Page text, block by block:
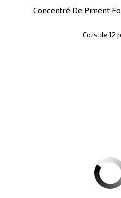
Concentré De Piment
Colis de 12